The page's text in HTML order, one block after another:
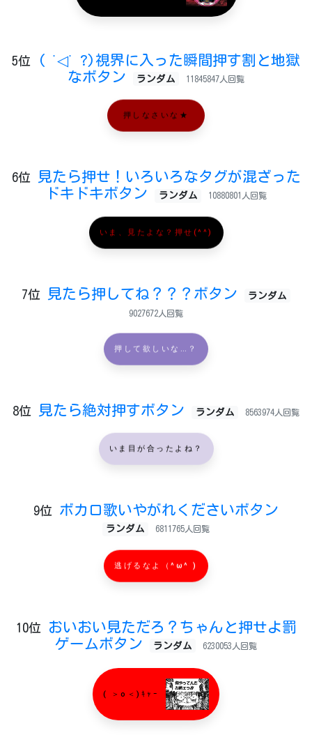
5位
( ˙◁˙ ?)視界に入った瞬間押す割と地獄
なボタン
ランダム 11845847人回覧
押しなさいな★
6位
見たら押せ！いろいろなタグが混ざった
ドキドキボタン
ランダム 10880801人回覧
いま、見たよな？押せ(^^)
7位 見たら押してね？？？ボタン ランダム
9027672人回覧
押して欲しいな…？
8位 見たら絶対押すボタン ランダム 8563974人回覧
いま目が合ったよね？
9位 ボカロ歌いやがれくださいボタン
ランダム 6811765人回覧
逃げるなよ（^ω^ )
10位
おいおい見ただろ？ちゃんと押せよ罰
ゲームボタン
ランダム 6230053人回覧
( ＞o＜)ｷｬｰ